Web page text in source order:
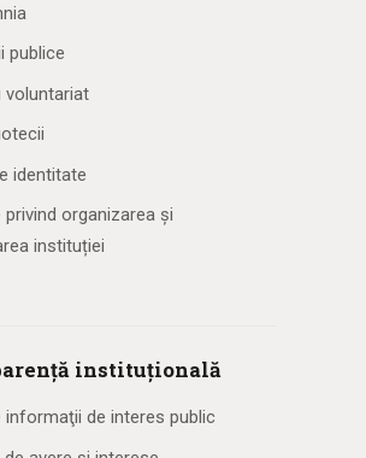
publice
voluntariat
identitate
privind organizarea și
instituției
instituțională
informaţii de interes public